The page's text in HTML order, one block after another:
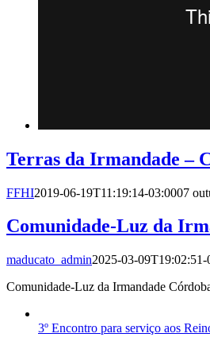
Terras da Irmandade –
FFHI2019-06-19T11:19:14-03:0007
Comunidade-Luz da
maducato_admin2025-03-09T19:02:51-
Comunidade-Luz da Irmandade
3º Encontro para serviço aos